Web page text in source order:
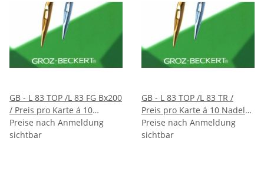
GB - L 83 TOP /L 83 FG Bx200
/ Preis pro Karte á 10
Nadeln / VE 10 Karten
Preise nach Anmeldung
sichtbar
GB - L 83 TOP /L 83 TR /
Preis pro Karte á 10 Nadeln
/ VE 10 Karten
Preise nach Anmeldung
sichtbar